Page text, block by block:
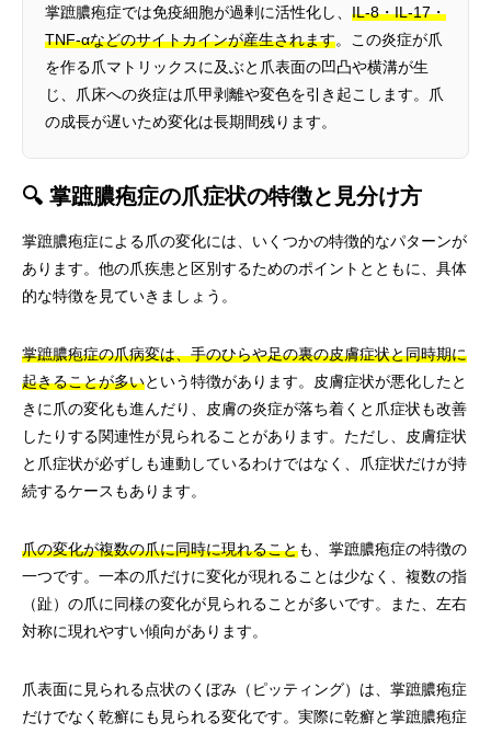
掌蹠膿疱症では免疫細胞が過剰に活性化し、 IL-8・IL-17・
TNF-αなどのサイトカインが産生されます。この炎症が爪
を作る爪マトリックスに及ぶと爪表面の凹凸や横溝が生
じ、爪床への炎症は爪甲剥離や変色を引き起こします。爪
の成長が遅いため変化は長期間残ります。
🔍 掌蹠膿疱症の爪症状の特徴と見分け方
掌蹠膿疱症による爪の変化には、いくつかの特徴的なパターンが
あります。他の爪疾患と区別するためのポイントとともに、具体
的な特徴を見ていきましょう。
掌蹠膿疱症の爪病変は、手のひらや足の裏の皮膚症状と同時期に
起きることが多いという特徴があります。皮膚症状が悪化したと
きに爪の変化も進んだり、皮膚の炎症が落ち着くと爪症状も改善
したりする関連性が見られることがあります。ただし、皮膚症状
と爪症状が必ずしも連動しているわけではなく、爪症状だけが持
続するケースもあります。
爪の変化が複数の爪に同時に現れることも、掌蹠膿疱症の特徴の
一つです。一本の爪だけに変化が現れることは少なく、複数の指
（趾）の爪に同様の変化が見られることが多いです。また、左右
対称に現れやすい傾向があります。
爪表面に見られる点状のくぼみ（ピッティング）は、掌蹠膿疱症
だけでなく乾癬にも見られる変化です。実際に乾癬と掌蹠膿疱症